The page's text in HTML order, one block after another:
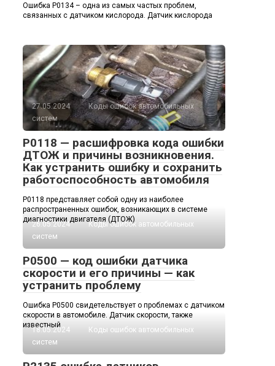
Ошибка P0134 – одна из самых частых проблем,
связанных с датчиком кислорода. Датчик кислорода
27.05.2024
Коды ошибок автомобильных
систем
P0118 — расшифровка кода ошибки
ДТОЖ и причины возникновения.
Как устранить ошибку и сохранить
работоспособность автомобиля
P0118 представляет собой одну из наиболее
распространенных ошибок, возникающих в системе
диагностики двигателя (ДТОЖ)
26.05.2024
Коды ошибок автомобильных
систем
P0500 — код ошибки датчика
скорости и его причины — как
устранить проблему
Ошибка P0500 свидетельствует о проблемах с датчиком
скорости в автомобиле. Датчик скорости, также
известный
18.05.2024
Коды ошибок автомобильных
систем